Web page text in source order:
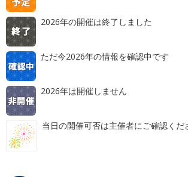
2026年の開催は終了しました
ただ今2026年の情報を確認中です
2026年は開催しません
当日の開催可否は主催者にご確認くだ